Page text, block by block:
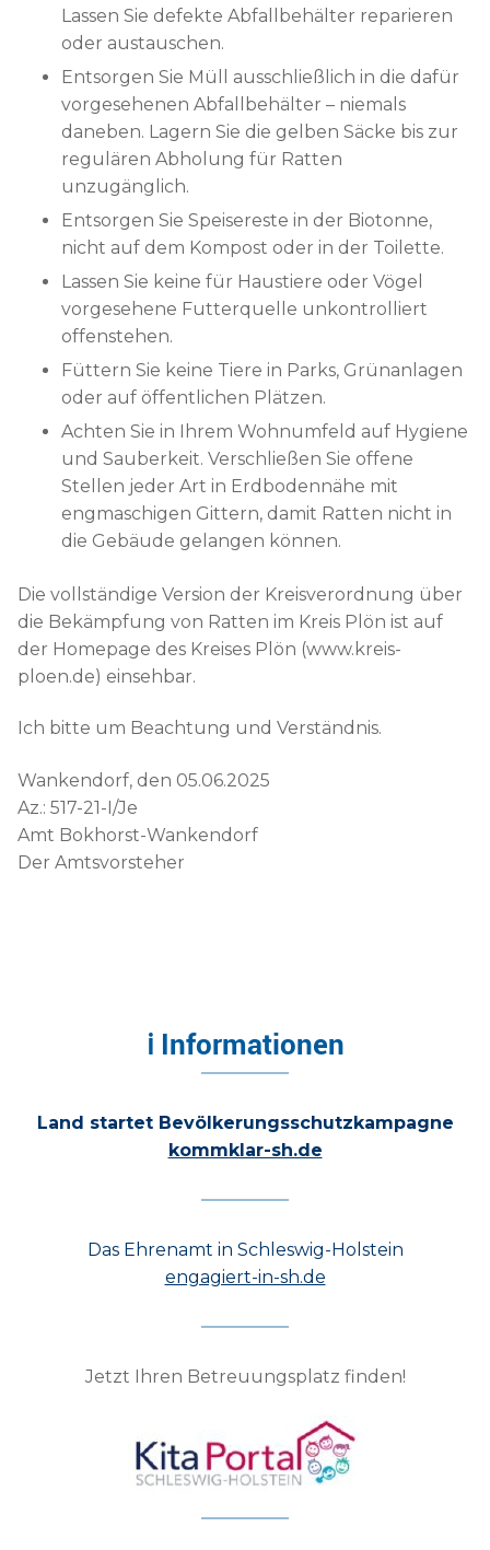
Lassen Sie defekte Abfallbehälter reparieren
oder austauschen.
Entsorgen Sie Müll ausschließlich in die dafür
vorgesehenen Abfallbehälter – niemals
daneben. Lagern Sie die gelben Säcke bis zur
regulären Abholung für Ratten
unzugänglich.
Entsorgen Sie Speisereste in der Biotonne,
nicht auf dem Kompost oder in der Toilette.
Lassen Sie keine für Haustiere oder Vögel
vorgesehene Futterquelle unkontrolliert
offenstehen.
Füttern Sie keine Tiere in Parks, Grünanlagen
oder auf öffentlichen Plätzen.
Achten Sie in Ihrem Wohnumfeld auf Hygiene
und Sauberkeit. Verschließen Sie offene
Stellen jeder Art in Erdbodennähe mit
engmaschigen Gittern, damit Ratten nicht in
die Gebäude gelangen können.
Die vollständige Version der Kreisverordnung über
die Bekämpfung von Ratten im Kreis Plön ist auf
der Homepage des Kreises Plön (www.kreis-
ploen.de) einsehbar.
Ich bitte um Beachtung und Verständnis.
Wankendorf, den 05.06.2025
Az.: 517-21-I/Je
Amt Bokhorst-Wankendorf
Der Amtsvorsteher
ℹ Informationen
Land startet Bevölkerungsschutzkampagne
kommklar-sh.de
Das Ehrenamt in Schleswig-Holstein
engagiert-in-sh.de
Jetzt Ihren Betreuungsplatz finden!